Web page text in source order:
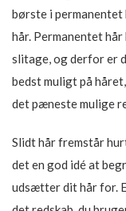
børste i permanentet
hår. Permanentet
slitage, og derfor er
bedst muligt på
det pæneste mulige
Slidt hår fremstår
det en god idé at
udsætter dit hår for.